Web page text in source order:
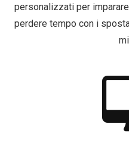
personalizzati per
perdere tempo con i